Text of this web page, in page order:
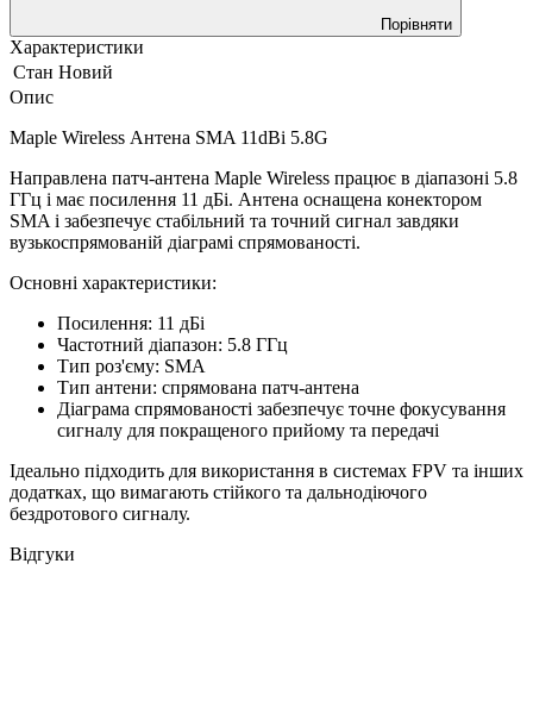
Порівняти
Характеристики
Стан Новий
Опис
Maple Wireless Антена SMA 11dBi 5.8G
Направлена патч-антена Maple Wireless працює в діапазоні 5.8
ГГц і має посилення 11 дБі. Антена оснащена конектором
SMA і забезпечує стабільний та точний сигнал завдяки
вузькоспрямованій діаграмі спрямованості.
Основні характеристики:
Посилення: 11 дБі
Частотний діапазон: 5.8 ГГц
Тип роз'єму: SMA
Тип антени: спрямована патч-антена
Діаграма спрямованості забезпечує точне фокусування
сигналу для покращеного прийому та передачі
Ідеально підходить для використання в системах FPV та інших
додатках, що вимагають стійкого та дальнодіючого
бездротового сигналу.
Відгуки